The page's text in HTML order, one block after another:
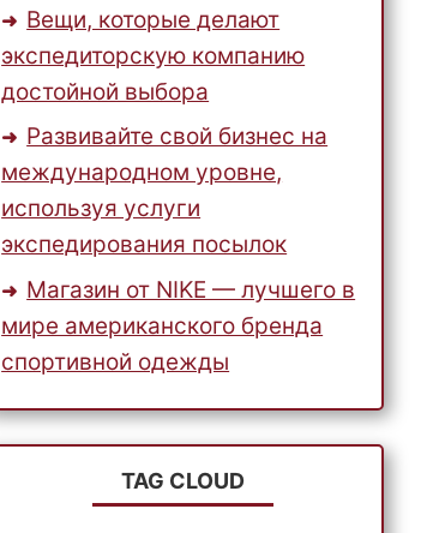
Вещи, которые делают
экспедиторскую компанию
достойной выбора
Развивайте свой бизнес на
международном уровне,
используя услуги
экспедирования посылок
Магазин от NIKE — лучшего в
мире американского бренда
спортивной одежды
TAG CLOUD